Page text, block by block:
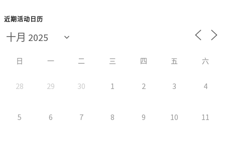
近期活动日历
日 一 二 三 四 五 六
28 29 30 1 2 3 4
5 6 7 8 9 10 11